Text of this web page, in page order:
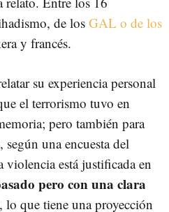
de los GAL o de los
y francés.
su experiencia personal
el terrorismo tuvo en
pero también para
una encuesta del
violencia está justificada en
pero con una clara
, lo que tiene una proyección